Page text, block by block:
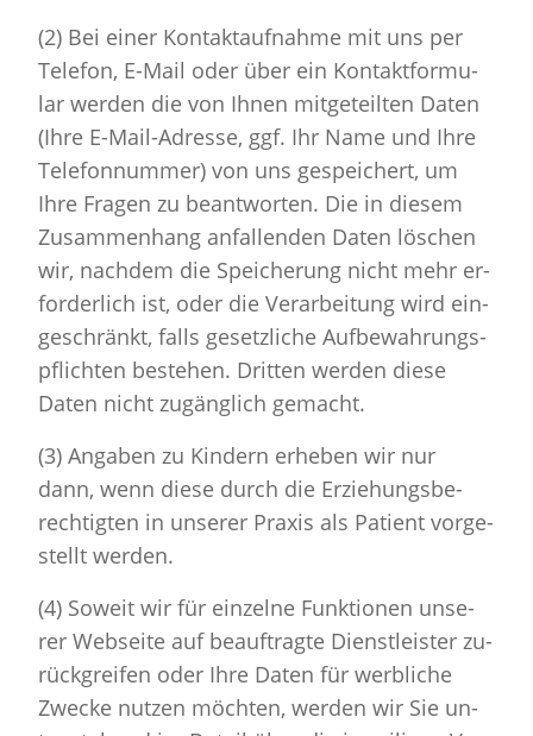
(2) Bei einer Kon­takt­auf­nah­me mit uns per
Te­le­fon, E-Mail oder über ein Kon­takt­for­mu­
lar wer­den die von Ihnen mit­ge­teil­ten Daten
(Ihre E-Mail-Adres­se, ggf. Ihr Name und Ihre
Te­le­fon­num­mer) von uns ge­spei­chert, um
Ihre Fra­gen zu be­ant­wor­ten. Die in die­sem
Zu­sam­men­hang an­fal­len­den Daten lö­schen
wir, nach­dem die Spei­che­rung nicht mehr er­
for­der­lich ist, oder die Ver­ar­bei­tung wird ein­
ge­schränkt, falls ge­setz­li­che Auf­be­wah­rungs­
pflich­ten be­ste­hen. Drit­ten wer­den diese
Daten nicht zu­gäng­lich ge­macht.
(3) An­ga­ben zu Kin­dern er­he­ben wir nur
dann, wenn diese durch die Er­zie­hungs­be­
rech­tig­ten in un­se­rer Pra­xis als Pa­ti­ent vor­ge­
stellt wer­den.
(4) So­weit wir für ein­zel­ne Funk­tio­nen un­se­
rer Web­sei­te auf be­auf­trag­te Dienst­leis­ter zu­
rück­grei­fen oder Ihre Daten für werb­li­che
Zwe­cke nut­zen möch­ten, wer­den wir Sie un­